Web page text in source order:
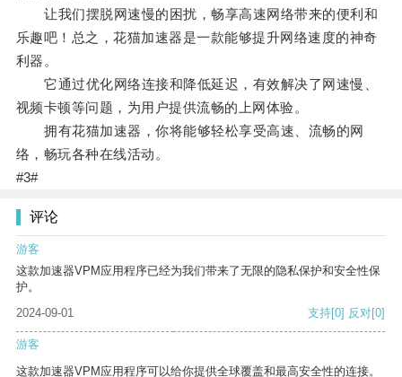
让我们摆脱网速慢的困扰，畅享高速网络带来的便利和
乐趣吧！总之，花猫加速器是一款能够提升网络速度的神奇
利器。
它通过优化网络连接和降低延迟，有效解决了网速慢、
视频卡顿等问题，为用户提供流畅的上网体验。
拥有花猫加速器，你将能够轻松享受高速、流畅的网
络，畅玩各种在线活动。
#3#
评论
游客
这款加速器VPM应用程序已经为我们带来了无限的隐私保护和安全性保
护。
2024-09-01
支持[0] 反对[0]
游客
这款加速器VPM应用程序可以给你提供全球覆盖和最高安全性的连接。